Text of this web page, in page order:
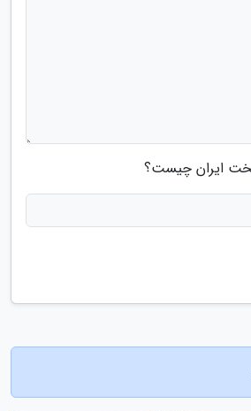
ایران چیست؟